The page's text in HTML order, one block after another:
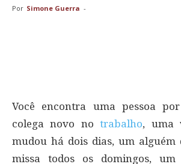
Por Simone Guerra -
Você encontra uma pessoa
colega novo notrabalho, uma
mudou há dois dias, um alguém
missa todos os domingos,